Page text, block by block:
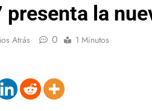
la
Atrás 0 1 Minutos